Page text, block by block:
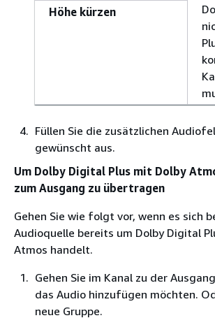
Höhe kürzen
Füllen Sie die zusätzlichen
gewünscht aus.
Um Dolby Digital Plus mit Dolby
zum Ausgang zu übertragen
Gehen Sie wie folgt vor, wenn es sich
Audioquelle bereits um Dolby Digital
Atmos handelt.
Gehen Sie im Kanal zu der
das Audio hinzufügen möchten.
neue Gruppe.